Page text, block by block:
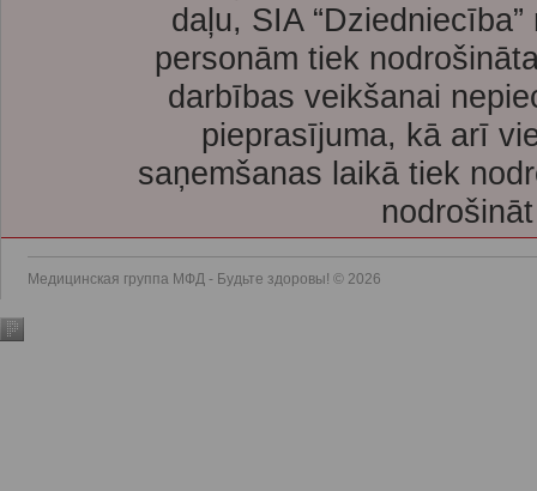
daļu, SIA
personām tiek
darbības veikšanai
pieprasījuma, kā arī
saņemšanas laikā tiek
Медицинская группа МФД - Будьте здоровы! © 2026